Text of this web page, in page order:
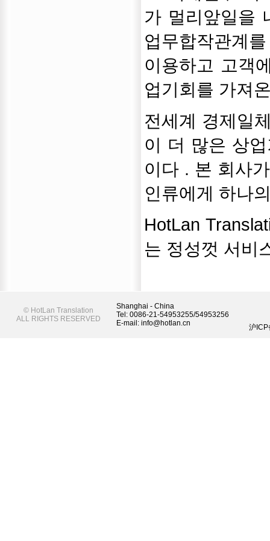
가 멀리앞일을
업무합작관계
이용하고 고객
업기회를 가져
전세계 경제일
이 더 많은 상
이다 . 본 회사
인류에게 하나
HotLan
는 정성껏 서비
© HotLan Translation
ALL RIGHTS RESERVED
Shanghai - China
Tel: 0086-21-54953255/54953256
E-mail: info@hotlan.cn
沪